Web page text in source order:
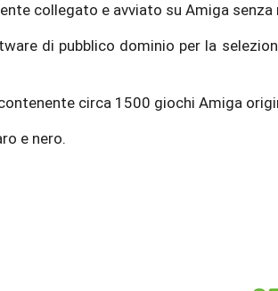
collegato e avviato su Amiga
di pubblico dominio per la
circa 1500 giochi Amiga
e nero.